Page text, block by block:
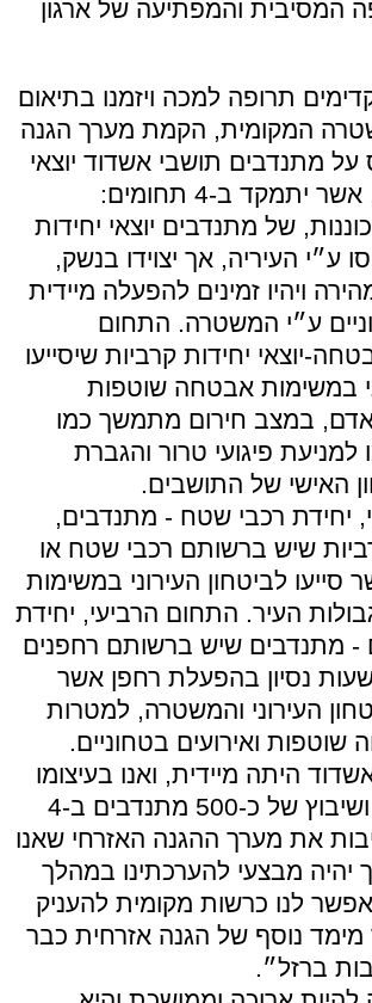
המסיבית והמפתיעה של ארגון
תרופה למכה ויזמנו בתיאום
המקומית, הקמת מערך הגנה
מתנדבים תושבי אשדוד יוצאי
יתמקד ב-4 תחומים:
של מתנדבים יוצאי יחידות
ע״י העיריה, אך יצוידו בנשק,
ויהיו זמינים להפעלה מיידית
ע״י המשטרה. התחום
יוצאי יחידות קרביות שיסייעו
במשימות אבטחה שוטפות
אדם, במצב חירום מתמשך כמו
פיגועי טרור והגברת
האישי של התושבים.
יחידת רכבי שטח - מתנדבים,
שיש ברשותם רכבי שטח או
סייעו לביטחון העירוני במשימות
העיר. התחום הרביעי, יחידת
- מתנדבים שיש ברשותם רחפנים
מעל 25 שעות נסיון בהפעלת רחפן אשר
העירוני והמשטרה, למטרות
ואירועים בטחוניים.
היתה מיידית, ואנו בעיצומו
של תהליך מיון ושיבוץ של כ-500 מתנדבים ב-4
את מערך ההגנה האזרחי שאנו
יהיה מבצעי להערכתינו במהלך
לנו כרשות מקומית להעניק
מימד נוסף של הגנה אזרחית כבר
ברזל״.